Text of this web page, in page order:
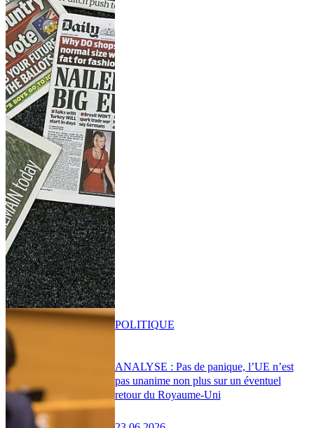
ANALYSE : Pas de panique, l’UE n’est
pas unanime non plus sur un éventuel
retour du Royaume-Uni
POLITIQUE